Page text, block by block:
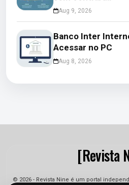
Aug 9, 2026
Banco Inter
Acessar no PC
Aug 8, 2026
[Revista
© 2026 - Revista Nine é um portal